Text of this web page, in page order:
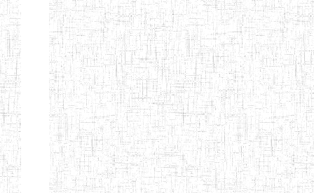
ENIET DE
MAROUA
13/08/2013 ENIET
ENBIEG DE
MAROUA
01/01/1965 ENIEG
ENIEG DE
KOUSSERI
01/09/1997 ENIEG
ENIEG DE
31/08/2005 ENIEG